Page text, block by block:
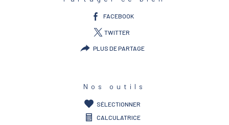
FACEBOOK
TWITTER
PLUS DE PARTAGE
Nos outils
SÉLECTIONNER
CALCULATRICE